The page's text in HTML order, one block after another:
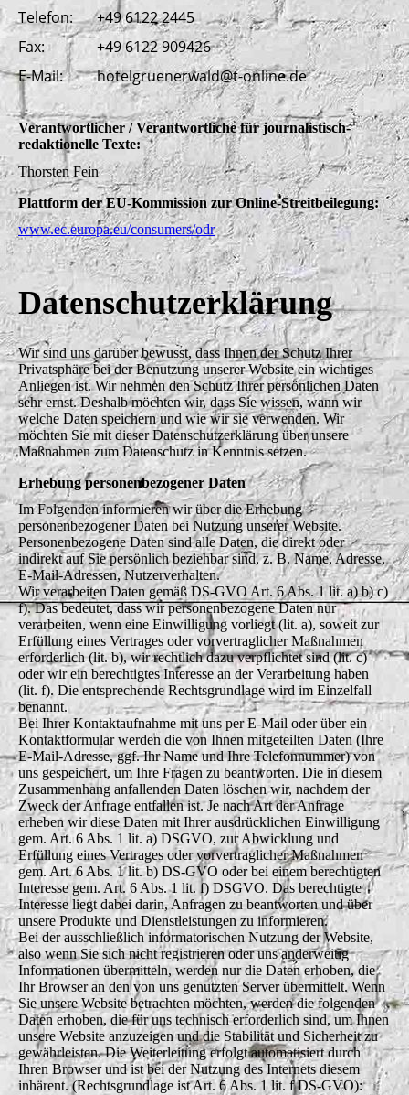
Telefon:
+49 6122 2445
Fax:
+49 6122 909426
E-Mail:
hotelgruenerwald@t-online.de
Verantwortlicher / Verantwortliche für journalistisch-
redaktionelle Texte:
Thorsten Fein
Plattform der EU-Kommission zur Online-Streitbeilegung:
www.ec.europa.eu/consumers/odr
Datenschutz­erklärung
Wir sind uns darüber bewusst, dass Ihnen der Schutz Ihrer
Privatsphäre bei der Benutzung unserer Website ein wichtiges
Anliegen ist. Wir nehmen den Schutz Ihrer persönlichen Daten
sehr ernst. Deshalb möchten wir, dass Sie wissen, wann wir
welche Daten speichern und wie wir sie verwenden. Wir
möchten Sie mit dieser Datenschutzerklärung über unsere
Maßnahmen zum Datenschutz in Kenntnis setzen.
Erhebung personenbezogener Daten
Im Folgenden informieren wir über die Erhebung
personenbezogener Daten bei Nutzung unserer Website.
Personenbezogene Daten sind alle Daten, die direkt oder
indirekt auf Sie persönlich beziehbar sind, z. B. Name, Adresse,
E-Mail-Adressen, Nutzerverhalten.
Wir verarbeiten Daten gemäß DS-GVO Art. 6 Abs. 1 lit. a) b) c)
f). Das bedeutet, dass wir personenbezogene Daten nur
verarbeiten, wenn eine Einwilligung vorliegt (lit. a), soweit zur
Erfüllung eines Vertrages oder vorvertraglicher Maßnahmen
erforderlich (lit. b), wir rechtlich dazu verpflichtet sind (lit. c)
oder wir ein berechtigtes Interesse an der Verarbeitung haben
(lit. f). Die entsprechende Rechtsgrundlage wird im Einzelfall
benannt.
Bei Ihrer Kontaktaufnahme mit uns per E-Mail oder über ein
Kontaktformular werden die von Ihnen mitgeteilten Daten (Ihre
E-Mail-Adresse, ggf. Ihr Name und Ihre Telefonnummer) von
uns gespeichert, um Ihre Fragen zu beantworten. Die in diesem
Zusammenhang anfallenden Daten löschen wir, nachdem der
Zweck der Anfrage entfallen ist. Je nach Art der Anfrage
erheben wir diese Daten mit Ihrer ausdrücklichen Einwilligung
gem. Art. 6 Abs. 1 lit. a) DSGVO, zur Abwicklung und
Erfüllung eines Vertrages oder vorvertraglicher Maßnahmen
gem. Art. 6 Abs. 1 lit. b) DS-GVO oder bei einem berechtigten
Interesse gem. Art. 6 Abs. 1 lit. f) DSGVO. Das berechtigte
Interesse liegt dabei darin, Anfragen zu beantworten und über
unsere Produkte und Dienstleistungen zu informieren.
Bei der ausschließlich informatorischen Nutzung der Website,
also wenn Sie sich nicht registrieren oder uns anderweitig
Informationen übermitteln, werden nur die Daten erhoben, die
Ihr Browser an den von uns genutzten Server übermittelt. Wenn
Sie unsere Website betrachten möchten, werden die folgenden
Daten erhoben, die für uns technisch erforderlich sind, um Ihnen
unsere Website anzuzeigen und die Stabilität und Sicherheit zu
gewährleisten. Die Weiterleitung erfolgt automatisiert durch
Ihren Browser und ist bei der Nutzung des Internets diesem
inhärent. (Rechtsgrundlage ist Art. 6 Abs. 1 lit. f DS-GVO):